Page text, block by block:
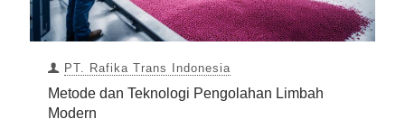
PT. Rafika Trans Indonesia
Metode dan Teknologi Pengolahan Limbah
Modern